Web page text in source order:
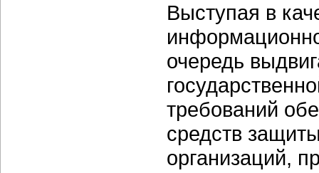
Выступая в
очередь
требований
средств
организаций,